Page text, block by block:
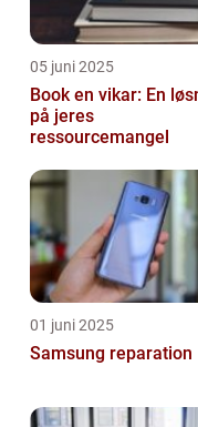
05 juni 2025
Book en vikar: En
på jeres
ressourcemangel
01 juni 2025
Samsung reparation